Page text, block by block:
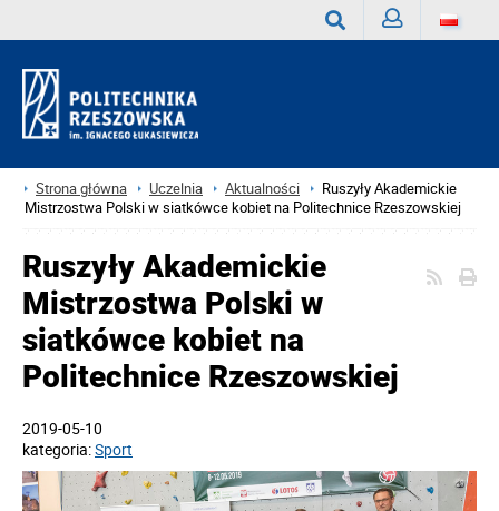
Strona główna Uczelnia Aktualności
Ruszyły Akademickie
Mistrzostwa Polski w siatkówce kobiet na Politechnice Rzeszowskiej
Ruszyły Akademickie
Mistrzostwa Polski w
siatkówce kobiet na
Politechnice Rzeszowskiej
2019-05-10
kategoria:Sport